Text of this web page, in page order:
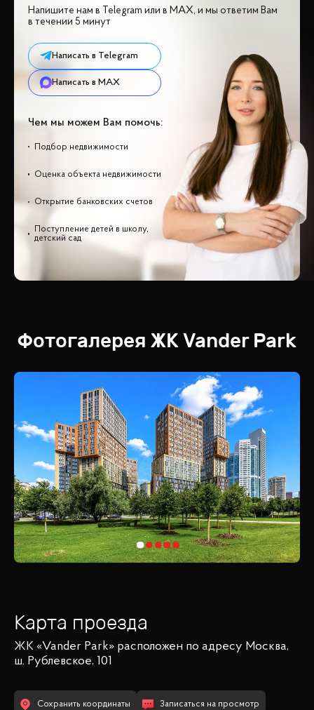
Напишите нам в Telegram или в MAX, и мы ответим Вам
в течении 5 минут
Написать в Telegram
Написать в MAX
Чем мы можем Вам помочь:
Подбор недвижимости
Оценка объекта недвижимости
Открытие банковских счетов
Поступление детей в школу,
детский сад
Фотогалерея ЖК Vander Park
Карта проезда
ЖК «Vander Park» расположен по адресу Москва,
ш. Рублевское, 101
Сохранить координаты Записаться на просмотр